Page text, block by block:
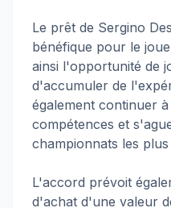
Le prêt de Sergino
bénéfique pour le
ainsi l'opportunité de
d'accumuler de
également continuer
compétences et
championnats les
L'accord prévoit
d'achat d'une valeur